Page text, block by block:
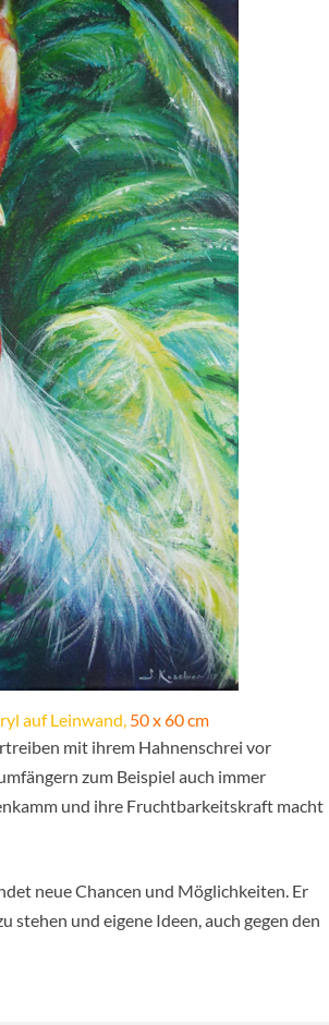
auf Leinwand, 50 x 60 cm
mit ihrem Hahnenschrei vor
zum Beispiel auch immer
und ihre Fruchtbarkeitskraft macht
neue Chancen und Möglichkeiten. Er
und eigene Ideen, auch gegen den